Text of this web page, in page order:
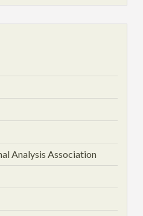
Analysis Association